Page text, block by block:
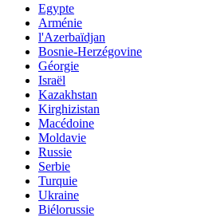
Egypte
Arménie
l'Azerbaïdjan
Bosnie-Herzégovine
Géorgie
Israël
Kazakhstan
Kirghizistan
Macédoine
Moldavie
Russie
Serbie
Turquie
Ukraine
Biélorussie